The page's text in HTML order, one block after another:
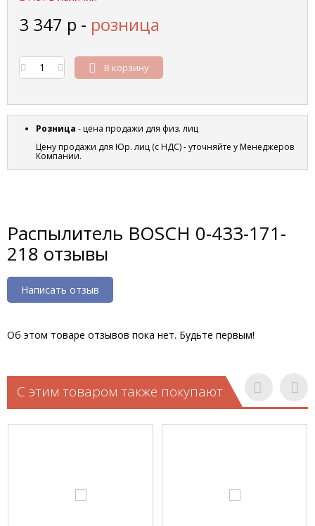
3 347 р - розница
В корзину
Розница - цена продажи для физ. лиц
Цену продажи для Юр. лиц (с НДС) - уточняйте у Менеджеров
Компании.
Распылитель BOSCH 0-433-171-
218 отзывы
Написать отзыв
Об этом товаре отзывов пока нет. Будьте первым!
С этим товаром также покупают